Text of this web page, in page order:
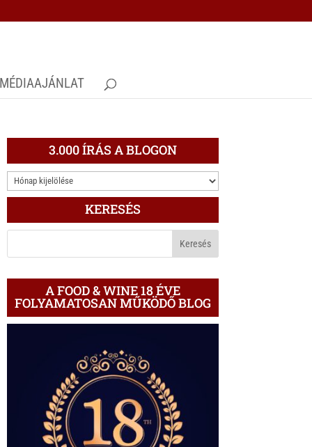
MÉDIAAJÁNLAT
3.000 ÍRÁS A BLOGON
3.000
ÍRÁS
BLOGON
KERESÉS
A FOOD & WINE 18 ÉVE
FOLYAMATOSAN MŰKÖDŐ BLOG